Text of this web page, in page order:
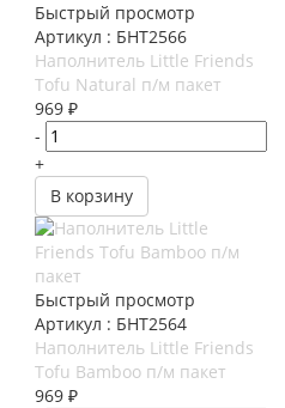
Быстрый просмотр
Артикул : БНТ2566
Наполнитель Little Friends
Tofu Natural п/м пакет
969 ₽
-
+
В корзину
Быстрый просмотр
Артикул : БНТ2564
Наполнитель Little Friends
Tofu Bamboo п/м пакет
969 ₽